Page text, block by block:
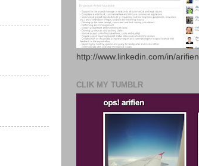
http://www.linkedin.com/in/arifien
CLIK MY TUMBLR